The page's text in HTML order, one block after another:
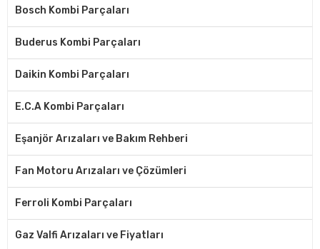
Bosch Kombi Parçaları
Buderus Kombi Parçaları
Daikin Kombi Parçaları
E.C.A Kombi Parçaları
Eşanjör Arızaları ve Bakım Rehberi
Fan Motoru Arızaları ve Çözümleri
Ferroli Kombi Parçaları
Gaz Valfi Arızaları ve Fiyatları